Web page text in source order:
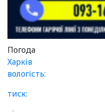
Погода
Харків
вологість:
тиск: